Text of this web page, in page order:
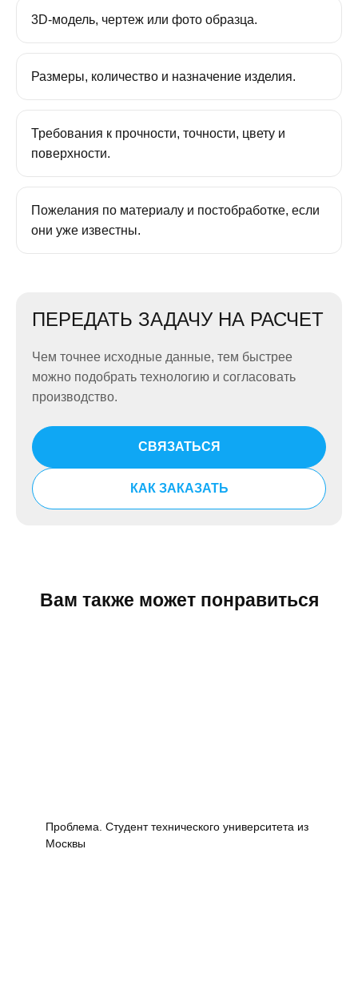
3D-модель, чертеж или фото образца.
Размеры, количество и назначение изделия.
Требования к прочности, точности, цвету и
поверхности.
Пожелания по материалу и постобработке, если
они уже известны.
ПЕРЕДАТЬ ЗАДАЧУ НА РАСЧЕТ
Чем точнее исходные данные, тем быстрее
можно подобрать технологию и согласовать
производство.
СВЯЗАТЬСЯ
КАК ЗАКАЗАТЬ
Вам также может понравиться
Проблема. Студент технического университета из
Москвы